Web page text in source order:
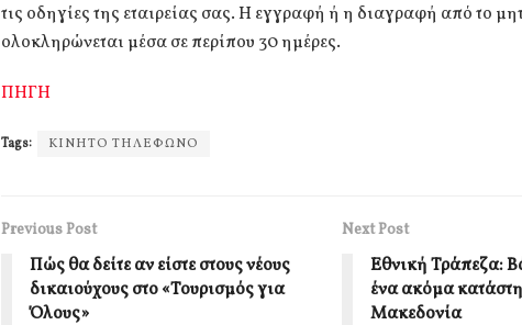
τις οδηγίες της εταιρείας σας. Η εγγραφή ή η διαγραφή από το
ολοκληρώνεται μέσα σε περίπου 30 ημέρες.
ΠΗΓΗ
Tags: ΚΙΝΗΤΟ ΤΗΛΕΦΩΝΟ
Previous Post
Πώς θα δείτε αν είστε στους νέους
δικαιούχους στο «Τουρισμός για
Όλους»
Next Post
Εθνική Τράπεζα:
ένα ακόμα
Μακεδονία